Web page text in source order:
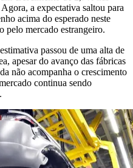
a expectativa saltou para
acima do esperado neste
pelo mercado estrangeiro.
passou de uma alta de
apesar do avanço das fábricas
não acompanha o crescimento
continua sendo